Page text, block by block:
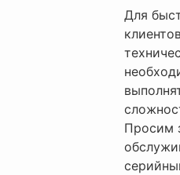
Для
Просим